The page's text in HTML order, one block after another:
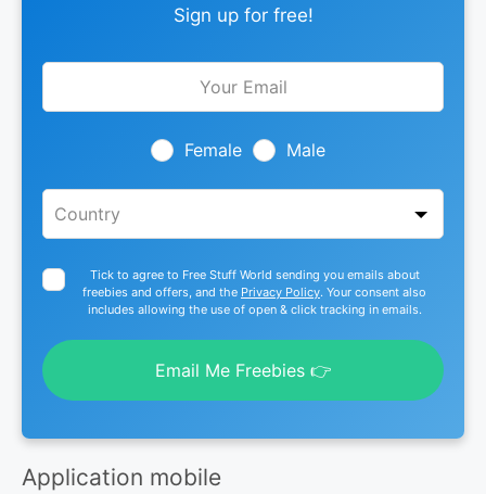
Sign up for free!
Leave
Female Male
Tick to agree to Free Stuff World sending you emails about
freebies and offers, and the Privacy Policy. Your consent also
includes allowing the use of open & click tracking in emails.
Email Me Freebies 👉
Application mobile